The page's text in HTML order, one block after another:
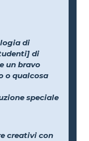
di
di
un bravo
o qualcosa
speciale
creativi con